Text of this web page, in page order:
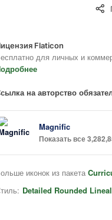
Flaticon
для личных и
на авторство
Magnific
Показать все
иконок из пакета
Detailed Rounded Lineal